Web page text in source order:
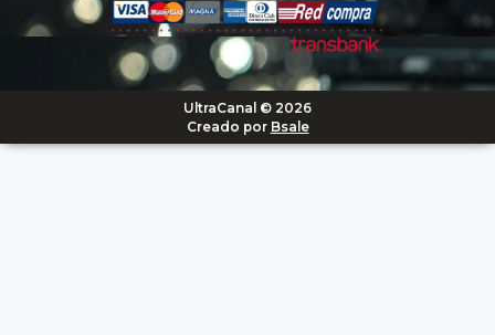
UltraCanal © 2026
Creado por Bsale